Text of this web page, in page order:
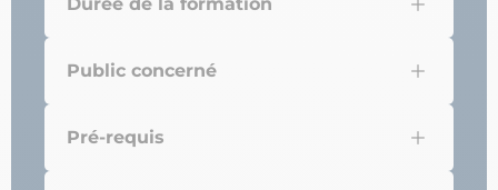
Public concerné
Pré-requis